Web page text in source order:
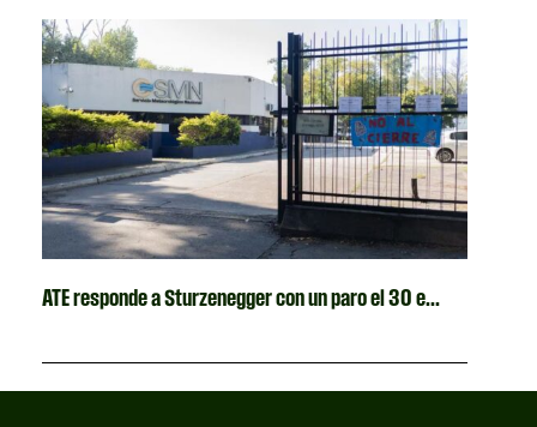
ATE responde a Sturzenegger con un paro el 30 e...